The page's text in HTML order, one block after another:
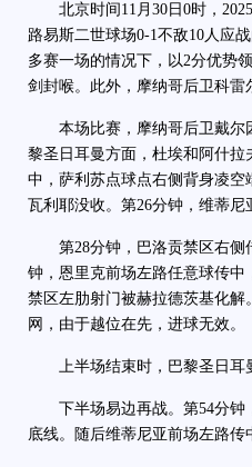
北京时间11月30日0时，
路易斯二世球场0-1不敌10人应
多赛一场的情况下，以2分优势
剑封喉。此外，摩纳哥后卫科雷
本场比赛，摩纳哥后卫戴
黎圣日耳曼方面，杜埃和阿什
中，萨利苏点球点右侧背身凌
瓦利耶没收。第26分钟，维蒂尼
第28分钟，巴洛贡禁区右
钟，恩里克前场左路任意球传
禁区左肋射门被赫拉德茨基化
网，由于越位在先，进球无效。
上半场结束时，巴黎圣日耳
下半场易边再战。第54分
底线。随后维蒂尼亚前场左路传